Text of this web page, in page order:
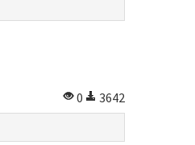
0
3642